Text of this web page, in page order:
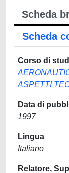
Scheda
Scheda
Corso di
ASPETTI
Data di
1997
Lingua
Italiano
Relatore,